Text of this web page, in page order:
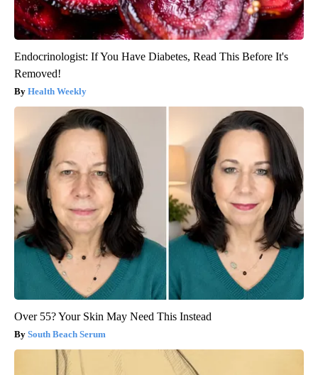
Endocrinologist: If You Have Diabetes, Read This Before It's
Removed!
Health Weekly
Over 55? Your Skin May Need This Instead
South Beach Serum